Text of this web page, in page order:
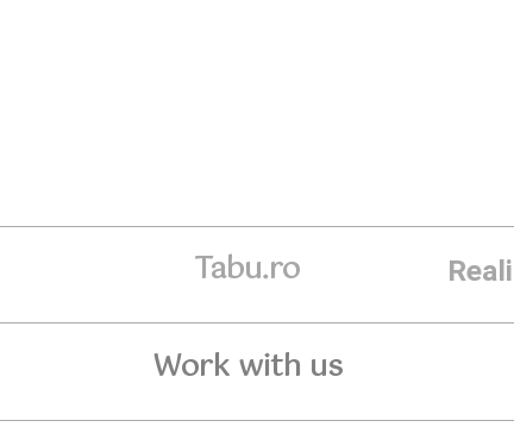
Tabu.ro
Work with us